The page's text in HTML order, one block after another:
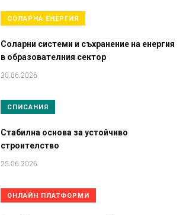
СОЛАРНА ЕНЕРГИЯ
Соларни системи и съхранение на енергия
в образователния сектор
30.06.2026
СПИСАНИЯ
Стабилна основа за устойчиво
строителство
25.06.2026
ОНЛАЙН ПЛАТФОРМИ